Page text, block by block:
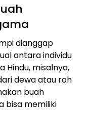
dianggap
antara individu
Hindu, misalnya,
dewa atau roh
buah
bisa memiliki